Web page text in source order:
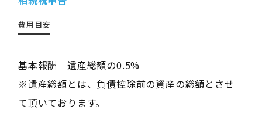
費用目安
基本報酬 遺産総額の0.5%
※遺産総額とは、負債控除前の資産の総額とさせ
て頂いております。